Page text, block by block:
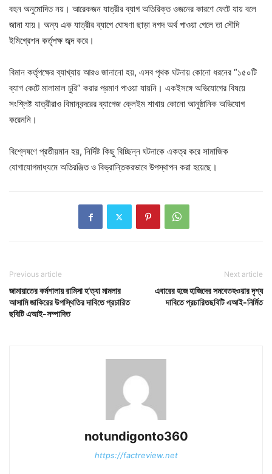
বহন অনুমোদিত নয়। আরেকজন যাত্রীর ব্যাগ অতিরিক্ত ওজনের কারণে ফেটে যায় বলে
জানা যায়। অন্য এক যাত্রীর ব্যাগে ঘোষণা ছাড়া নগদ অর্থ পাওয়া গেলে তা সৌদি
ইমিগ্রেশন কর্তৃপক্ষ জব্দ করে।
বিমান কর্তৃপক্ষের ব্যাখ্যায় আরও জানানো হয়, এসব পৃথক ঘটনায় কোনো ধরনের “১৫০টি
ব্যাগ কেটে মালামাল চুরি” করার প্রমাণ পাওয়া যায়নি। একইসঙ্গে অভিযোগের বিষয়ে
সংশ্লিষ্ট যাত্রীরাও বিমানবন্দরের ব্যাগেজ ক্লেইম শাখায় কোনো আনুষ্ঠানিক অভিযোগ
করেননি।
বিশ্লেষণে প্রতীয়মান হয়, নির্দিষ্ট কিছু বিচ্ছিন্ন ঘটনাকে একত্র করে সামাজিক
যোগাযোগমাধ্যমে অতিরঞ্জিত ও বিভ্রান্তিকরভাবে উপস্থাপন করা হয়েছে।
Previous article
জামায়াতের কর্মশালায় রামিসা হ‘ত্যা মামলার
আসামি জাকিরের উপস্থিতির দাবিতে প্রচারিত
ছবিটি এআই-সম্পাদিত
Next article
এবারের হজে হাজিদের সমবেতহওয়ার দৃশ্য
দাবিতে প্রচারিতছবিটি এআই-নির্মিত
notundigonto360
https://factreview.net